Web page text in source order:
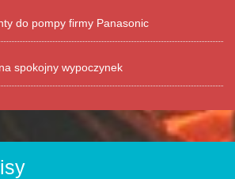
do pompy firmy Panasonic
spokojny wypoczynek